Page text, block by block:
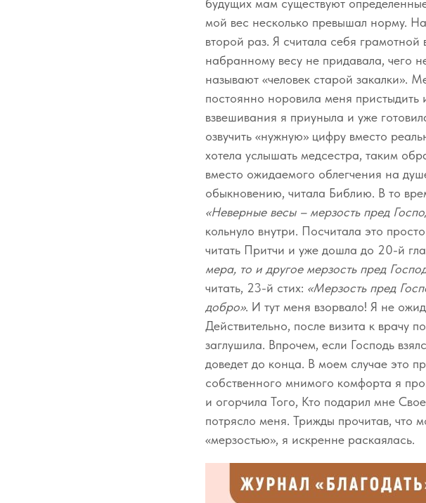
мой вес несколько превышал норму.
второй раз. Я считала себя
набранному весу не придавала, чего
называют «человек старой закалки».
постоянно норовила меня
взвешивания я приуныла и уже
озвучить «нужную» цифру вместо
хотела услышать медсестра, таким
вместо ожидаемого облегчения на
обыкновению, читала Библию. В то
«Неверные весы – мерзость пред
кольнуло внутри. Посчитала это
читать Притчи и уже дошла до 20-й
мера, то и другое мерзость пред
читать, 23-й стих: «Мерзость пред
добро». И тут меня взорвало! Я не
Действительно, после визита к врачу
заглушила. Впрочем, если Господь
доведет до конца. В моем случае это
собственного мнимого комфорта я
и огорчила Того, Кто подарил мне
потрясло меня. Трижды прочитав, что
«мерзостью», я искренне раскаялась.